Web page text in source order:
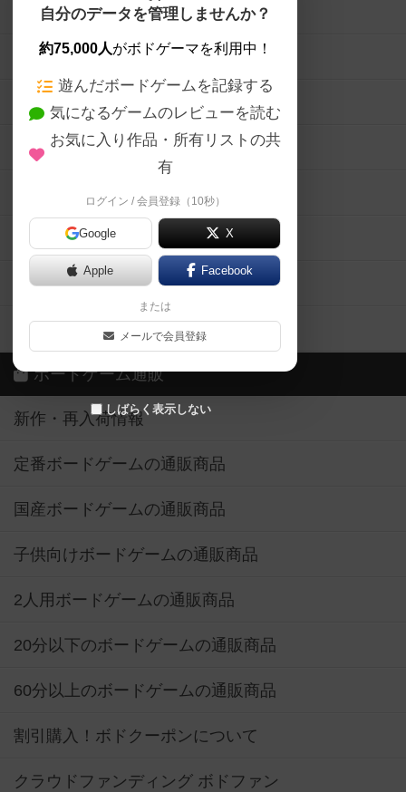
自分のデータを管理しませんか？
約75,000人がボドゲーマを利用中！
遊んだボードゲームを記録する
気になるゲームのレビューを読む
お気に入り作品・所有リストの共
有
ログイン / 会員登録（10秒）
Google X
Apple Facebook
または
メールで会員登録
しばらく表示しない
ボードゲームを検索する
ボードゲームの新着レビュー
ボードゲーム会情報
メカニクス特集
掲示板・トピックス
ボドとも・会員一覧
ボードゲーム業界コラム
ボドゲーマご利用案内
ボードゲーム通販
新作・再入荷情報
定番ボードゲームの通販商品
国産ボードゲームの通販商品
子供向けボードゲームの通販商品
2人用ボードゲームの通販商品
20分以下のボードゲームの通販商品
60分以上のボードゲームの通販商品
割引購入！ボドクーポンについて
クラウドファンディング ボドファン